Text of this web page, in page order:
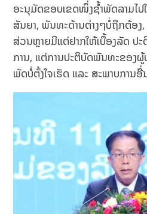
ອະນຸມັດຂອບເຂດໜຶ່ງຊໍ້າພັດລາມໄ
ສັນຍາ, ພັນທະດ້ານຕ່າງໆບໍ່ຖືກຕ້ອງ
ສ່ວນຫຼາຍມີແຕ່ຢາກໃຫ້ເບື້ອງລັດ ປ
ການ, ແຕ່ການປະຕິບັດພັນທະຂອງ
ພັດບໍ່ຕັ້ງໃຈເຮັດ ແລະ ສະພາບການອື່